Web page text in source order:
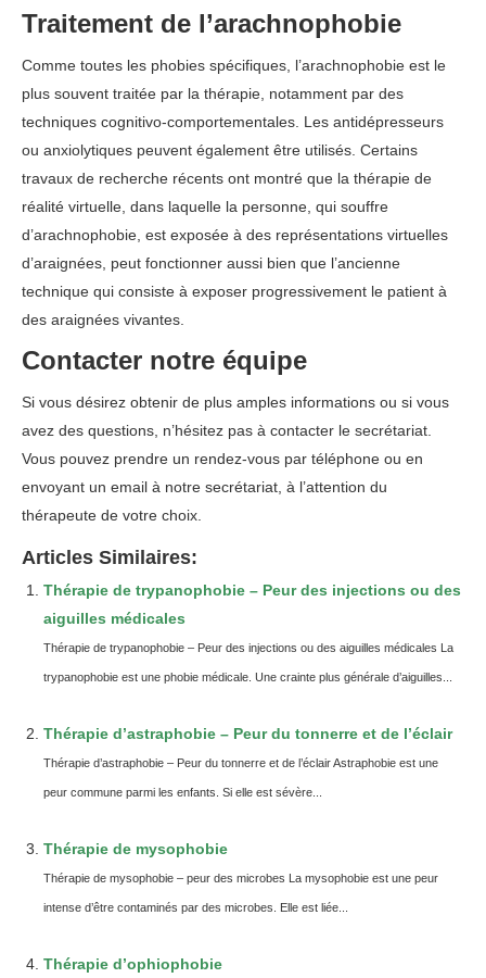
Traitement de l’arachnophobie
Comme toutes les phobies spécifiques, l’arachnophobie est le
plus souvent traitée par la thérapie, notamment par des
techniques cognitivo-comportementales. Les antidépresseurs
ou anxiolytiques peuvent également être utilisés. Certains
travaux de recherche récents ont montré que la thérapie de
réalité virtuelle, dans laquelle la personne, qui souffre
d’arachnophobie, est exposée à des représentations virtuelles
d’araignées, peut fonctionner aussi bien que l’ancienne
technique qui consiste à exposer progressivement le patient à
des araignées vivantes.
Contacter notre équipe
Si vous désirez obtenir de plus amples informations ou si vous
avez des questions, n’hésitez pas à contacter le secrétariat.
Vous pouvez prendre un rendez-vous par téléphone ou en
envoyant un email à notre secrétariat, à l’attention du
thérapeute de votre choix.
Articles Similaires:
Thérapie de trypanophobie – Peur des injections ou des
aiguilles médicales
Thérapie de trypanophobie – Peur des injections ou des aiguilles médicales La
trypanophobie est une phobie médicale. Une crainte plus générale d’aiguilles...
Thérapie d’astraphobie – Peur du tonnerre et de l’éclair
Thérapie d’astraphobie – Peur du tonnerre et de l’éclair Astraphobie est une
peur commune parmi les enfants. Si elle est sévère...
Thérapie de mysophobie
Thérapie de mysophobie – peur des microbes La mysophobie est une peur
intense d’être contaminés par des microbes. Elle est liée...
Thérapie d’ophiophobie